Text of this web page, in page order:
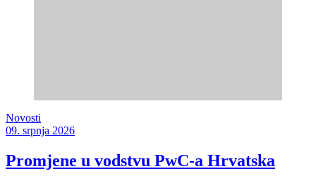
Novosti
09. srpnja 2026
Promjene u vodstvu PwC-a Hrvatska